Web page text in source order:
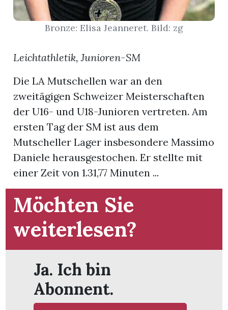
Bronze: Elisa Jeanneret. Bild: zg
Leichtathletik, Junioren-SM
Die LA Mutschellen war an den
zweitägigen Schweizer Meisterschaften
der U16- und U18-Junioren vertreten. Am
ersten Tag der SM ist aus dem
Mutscheller Lager insbesondere Massimo
Daniele herausgestochen. Er stellte mit
einer Zeit von 1.31,77 Minuten ...
Möchten Sie
weiterlesen?
Ja. Ich bin
Abonnent.